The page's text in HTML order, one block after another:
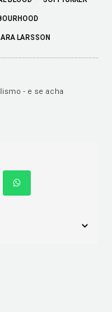
LARSSON
- e se acha